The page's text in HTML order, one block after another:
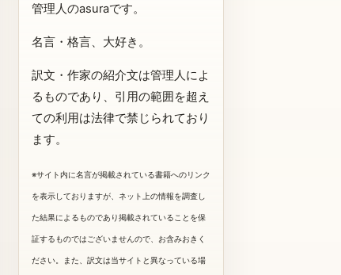
管理人のasuraです。
名言・格言、大好き。
訳文・作家の紹介文は管理人によ
るものであり、引用の範囲を超え
ての利用は法律で禁じられており
ます。
※サイト内に名言が掲載されている書籍へのリンク
を表示しておりますが、ネット上の情報を調査し
た結果によるものであり掲載されていることを保
証するものではございませんので、お含みおきく
ださい。また、訳文は当サイトと異なっている場